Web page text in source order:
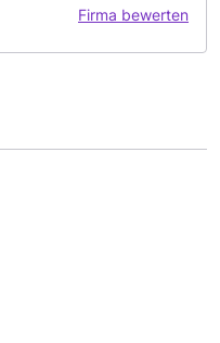
Firma bewerten